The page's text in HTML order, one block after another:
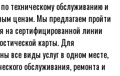
техническому обслуживанию и
ценам. Мы предлагаем пройти
на сертифицированной линии
карты. Для
все виды услуг в одном месте,
обслуживания, ремонта и